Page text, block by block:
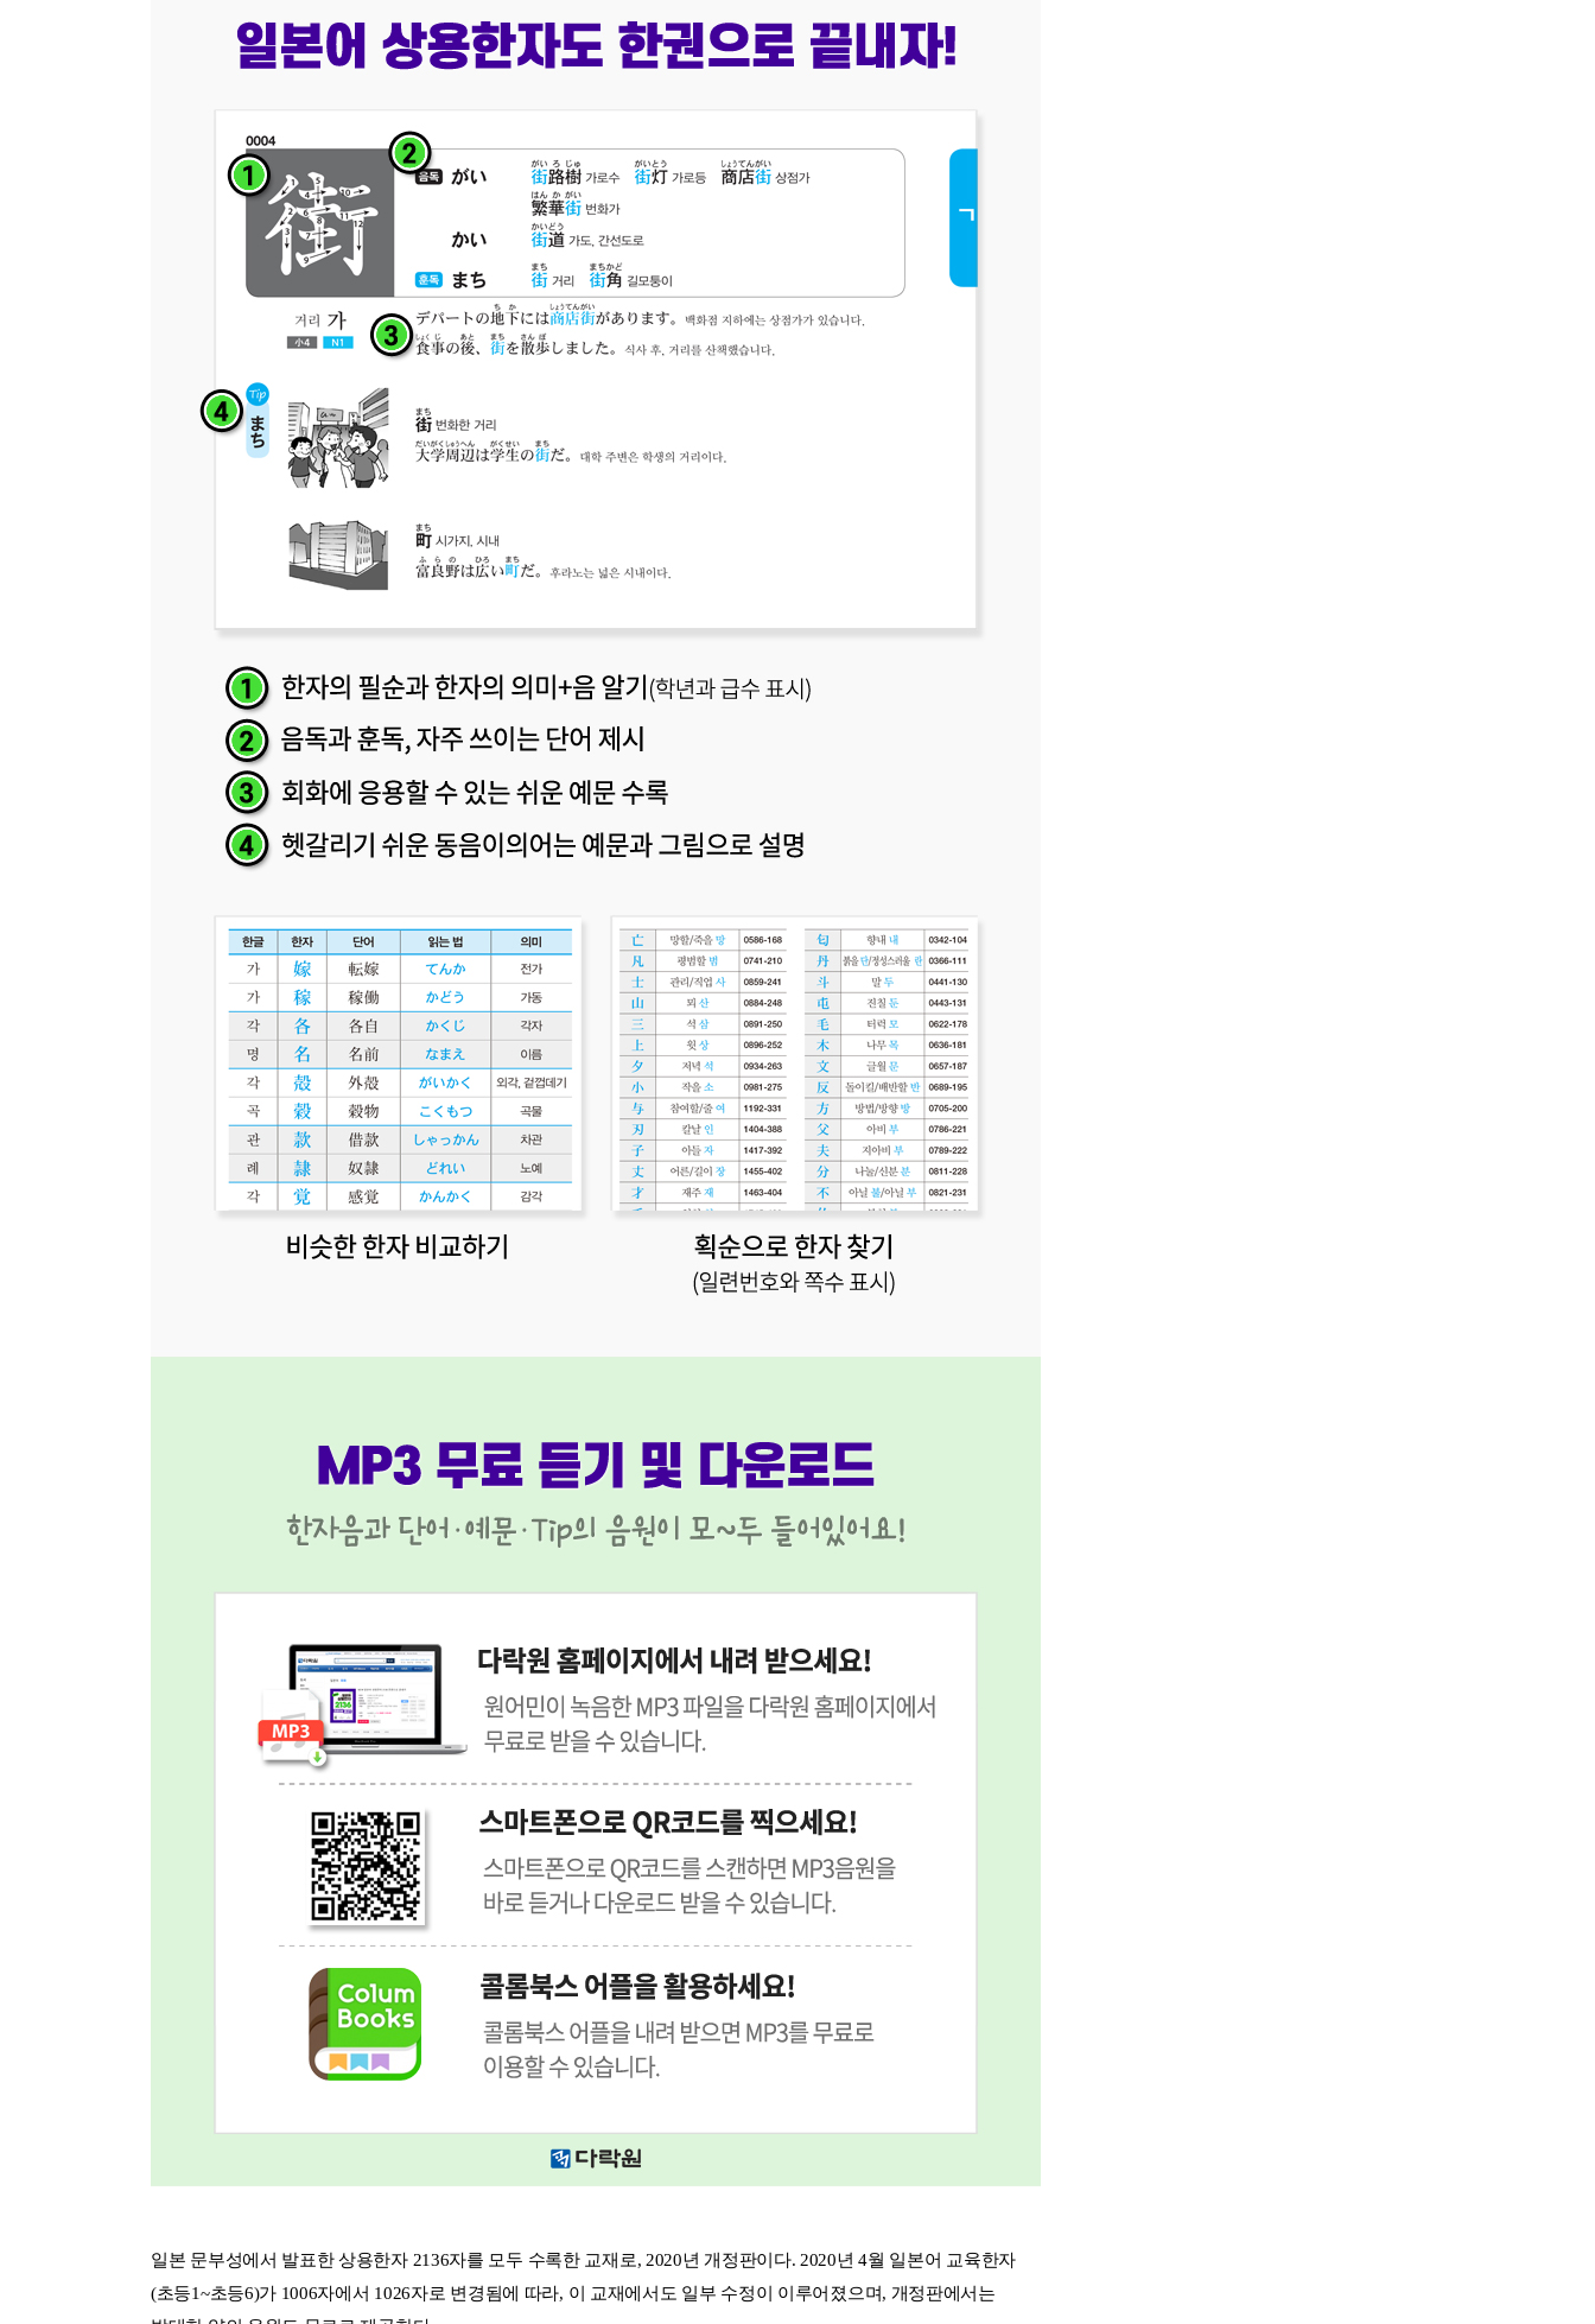
일본 문부성에서 발표한 상용한자 2136자를 모두 수록한 교재로, 2020년 개정판이다. 2020년 4월 일본어 교육한자
(초등1~초등6)가 1006자에서 1026자로 변경됨에 따라, 이 교재에서도 일부 수정이 이루어졌으며, 개정판에서는